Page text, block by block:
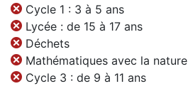
Cycle 1 : 3 à 5 ans
Lycée : de 15 à 17 ans
Déchets
Mathématiques avec la nature
Cycle 3 : de 9 à 11 ans